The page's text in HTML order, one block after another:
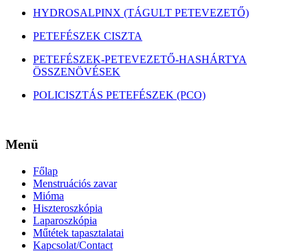
HYDROSALPINX (TÁGULT PETEVEZETŐ)
PETEFÉSZEK CISZTA
PETEFÉSZEK-PETEVEZETŐ-HASHÁRTYA
ÖSSZENÖVÉSEK
POLICISZTÁS PETEFÉSZEK (PCO)
Menü
Főlap
Menstruációs zavar
Mióma
Hiszteroszkópia
Laparoszkópia
Műtétek tapasztalatai
Kapcsolat/Contact